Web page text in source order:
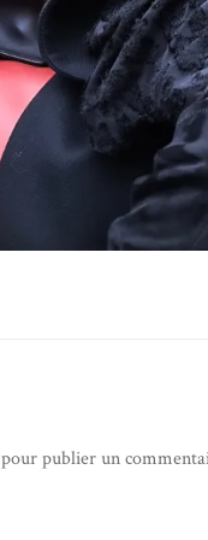
pour publier un